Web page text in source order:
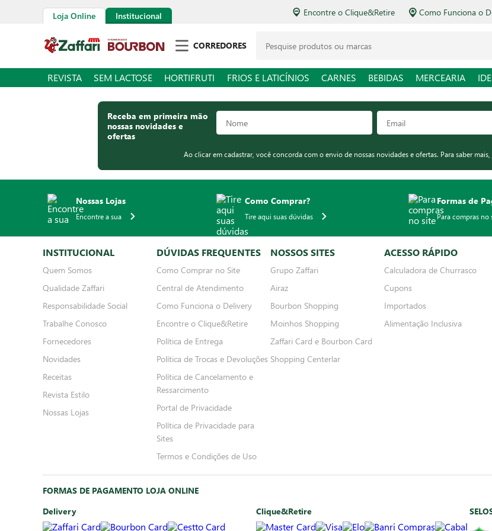
Loja Online Institucional Encontre o Clique&Retire Como Funciona o
CORREDORES
REVISTA SEM LACTOSE HORTIFRUTI FRIOS E LATICÍNIOS CARNES BEBIDAS MERCEARIA
Receba em primeira mão
nossas novidades e
ofertas
Ao clicar em cadastrar, você concorda com o envio de nossas novidades e ofertas. Para saber mais,
Nossas Lojas
Encontre a sua
Como Comprar?
Tire aqui suas dúvidas
Formas de
Para compras no
INSTITUCIONAL
Quem Somos
Qualidade Zaffari
Responsabilidade Social
Trabalhe Conosco
Fornecedores
Novidades
Receitas
Revista Estilo
Nossas Lojas
DÚVIDAS FREQUENTES
Como Comprar no Site
Central de Atendimento
Como Funciona o Delivery
Encontre o Clique&Retire
Política de Entrega
Política de Trocas e Devoluções
Política de Cancelamento e
Ressarcimento
Portal de Privacidade
Política de Privacidade para
Sites
Termos e Condições de Uso
NOSSOS SITES
Grupo Zaffari
Airaz
Bourbon Shopping
Moinhos Shopping
Zaffari Card e Bourbon Card
Shopping Centerlar
ACESSO RÁPIDO
Calculadora de Churrasco
Cupons
Importados
Alimentação Inclusiva
FORMAS DE PAGAMENTO LOJA ONLINE
Delivery
Clique&Retire